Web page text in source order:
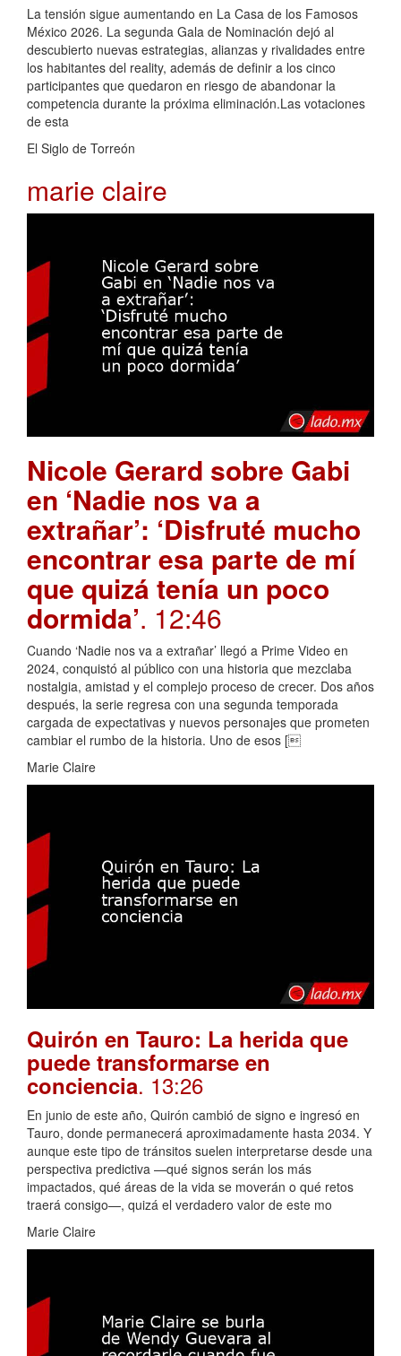
La tensión sigue aumentando en La Casa de los Famosos
México 2026. La segunda Gala de Nominación dejó al
descubierto nuevas estrategias, alianzas y rivalidades entre
los habitantes del reality, además de definir a los cinco
participantes que quedaron en riesgo de abandonar la
competencia durante la próxima eliminación.Las votaciones
de esta
El Siglo de Torreón
marie claire
Nicole Gerard sobre Gabi
en ‘Nadie nos va a
extrañar’: ‘Disfruté mucho
encontrar esa parte de mí
que quizá tenía un poco
dormida’. 12:46
Cuando ‘Nadie nos va a extrañar’ llegó a Prime Video en
2024, conquistó al público con una historia que mezclaba
nostalgia, amistad y el complejo proceso de crecer. Dos años
después, la serie regresa con una segunda temporada
cargada de expectativas y nuevos personajes que prometen
cambiar el rumbo de la historia. Uno de esos [
Marie Claire
Quirón en Tauro: La herida que
puede transformarse en
conciencia. 13:26
En junio de este año, Quirón cambió de signo e ingresó en
Tauro, donde permanecerá aproximadamente hasta 2034. Y
aunque este tipo de tránsitos suelen interpretarse desde una
perspectiva predictiva —qué signos serán los más
impactados, qué áreas de la vida se moverán o qué retos
traerá consigo—, quizá el verdadero valor de este mo
Marie Claire